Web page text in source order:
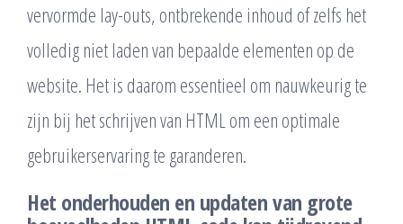
vervormde lay-outs, ontbrekende inhoud of zelfs het
volledig niet laden van bepaalde elementen op de
website. Het is daarom essentieel om nauwkeurig te
zijn bij het schrijven van HTML om een optimale
gebruikerservaring te garanderen.
Het onderhouden en updaten van grote